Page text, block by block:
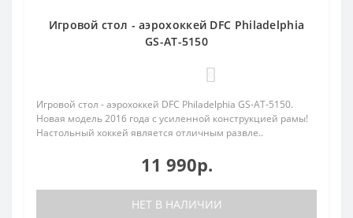
Игровой стол - аэрохоккей DFC Philadelphia
GS-AT-5150
Игровой стол - аэрохоккей DFC Philadelphia GS-AT-5150.
Новая модель 2016 года с усиленной конструкцией рамы!
Настольный хоккей является отличным развле..
11 990р.
НЕТ В НАЛИЧИИ